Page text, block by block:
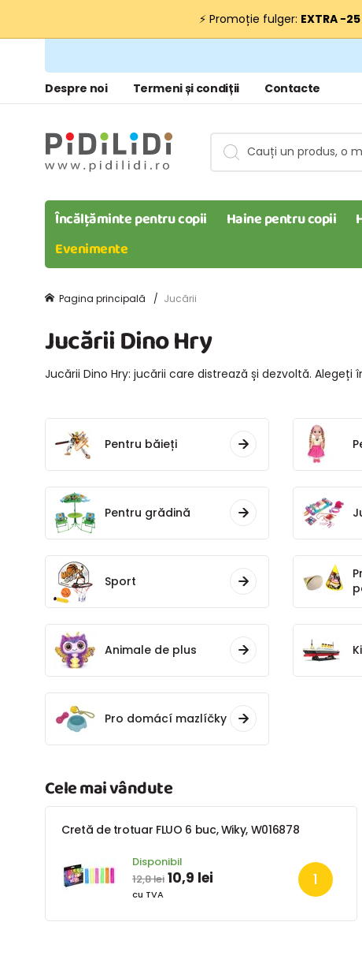
⚡ Promoție fulger: EXTRA
Despre noi Termeni și condiții Contacte
Încălțăminte pentru copii Haine pentru copii
Evenimente
Pagina principală Jucării
Jucării Dino Hry
Jucării Dino Hry: jucării care distrează și dezvoltă.
Pentru băieți
Pentru grădină
Sport
Animale de plus
Pro domácí mazlíčky
Cele mai vândute
Cretă de trotuar FLUO 6 buc, Wiky, W016878
Disponibil
12,8 lei 10,9 lei
cu TVA